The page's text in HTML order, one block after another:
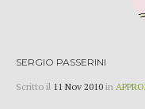
SERGIO PASSERINI
Scritto il 11 Nov 2010 in